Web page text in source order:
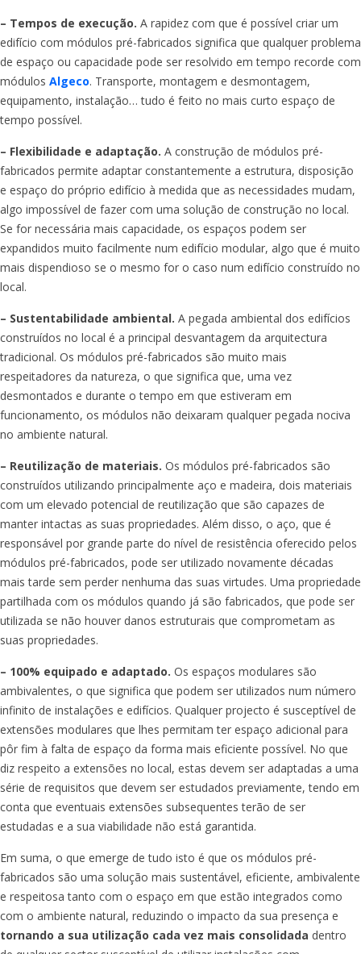
– Tempos de execução. A rapidez com que é possível criar um
edifício com módulos pré-fabricados significa que qualquer problema
de espaço ou capacidade pode ser resolvido em tempo recorde com
módulos Algeco. Transporte, montagem e desmontagem,
equipamento, instalação… tudo é feito no mais curto espaço de
tempo possível.
– Flexibilidade e adaptação. A construção de módulos pré-
fabricados permite adaptar constantemente a estrutura, disposição
e espaço do próprio edifício à medida que as necessidades mudam,
algo impossível de fazer com uma solução de construção no local.
Se for necessária mais capacidade, os espaços podem ser
expandidos muito facilmente num edifício modular, algo que é muito
mais dispendioso se o mesmo for o caso num edifício construído no
local.
– Sustentabilidade ambiental. A pegada ambiental dos edifícios
construídos no local é a principal desvantagem da arquitectura
tradicional. Os módulos pré-fabricados são muito mais
respeitadores da natureza, o que significa que, uma vez
desmontados e durante o tempo em que estiveram em
funcionamento, os módulos não deixaram qualquer pegada nociva
no ambiente natural.
– Reutilização de materiais. Os módulos pré-fabricados são
construídos utilizando principalmente aço e madeira, dois materiais
com um elevado potencial de reutilização que são capazes de
manter intactas as suas propriedades. Além disso, o aço, que é
responsável por grande parte do nível de resistência oferecido pelos
módulos pré-fabricados, pode ser utilizado novamente décadas
mais tarde sem perder nenhuma das suas virtudes. Uma propriedade
partilhada com os módulos quando já são fabricados, que pode ser
utilizada se não houver danos estruturais que comprometam as
suas propriedades.
– 100% equipado e adaptado. Os espaços modulares são
ambivalentes, o que significa que podem ser utilizados num número
infinito de instalações e edifícios. Qualquer projecto é susceptível de
extensões modulares que lhes permitam ter espaço adicional para
pôr fim à falta de espaço da forma mais eficiente possível. No que
diz respeito a extensões no local, estas devem ser adaptadas a uma
série de requisitos que devem ser estudados previamente, tendo em
conta que eventuais extensões subsequentes terão de ser
estudadas e a sua viabilidade não está garantida.
Em suma, o que emerge de tudo isto é que os módulos pré-
fabricados são uma solução mais sustentável, eficiente, ambivalente
e respeitosa tanto com o espaço em que estão integrados como
com o ambiente natural, reduzindo o impacto da sua presença e
tornando a sua utilização cada vez mais consolidada dentro